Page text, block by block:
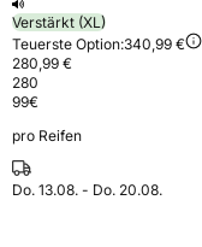
Verstärkt (XL)
Teuerste Option:340,99 €
280,99 €
280
99€
pro Reifen
Do. 13.08. - Do. 20.08.